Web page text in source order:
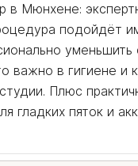
в Мюнхене:
подойдёт
важно в гигиене и
Плюс
гладких пяток и